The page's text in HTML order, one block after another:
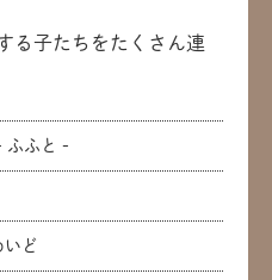
る子たちをたくさん連
ふふと -
いど